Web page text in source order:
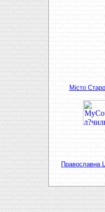
Мiсто
Православна